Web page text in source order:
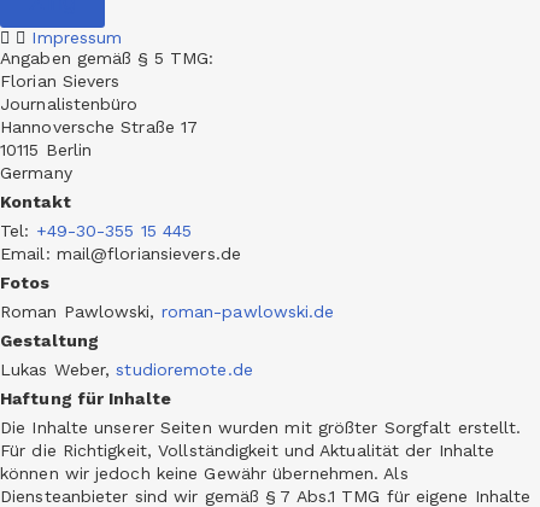
Impressum
Angaben gemäß § 5 TMG:
Florian Sievers
Journalistenbüro
Hannoversche Straße 17
10115 Berlin
Germany
Kontakt
Tel: +49-30-355 15 445
Email: mail@floriansievers.de
Fotos
Roman Pawlowski, roman-pawlowski.de
Gestaltung
Lukas Weber,studioremote.de
Haftung für Inhalte
Die Inhalte unserer Seiten wurden mit größter Sorgfalt erstellt.
Für die Richtigkeit, Vollständigkeit und Aktualität der Inhalte
können wir jedoch keine Gewähr übernehmen. Als
Diensteanbieter sind wir gemäß § 7 Abs.1 TMG für eigene Inhalte